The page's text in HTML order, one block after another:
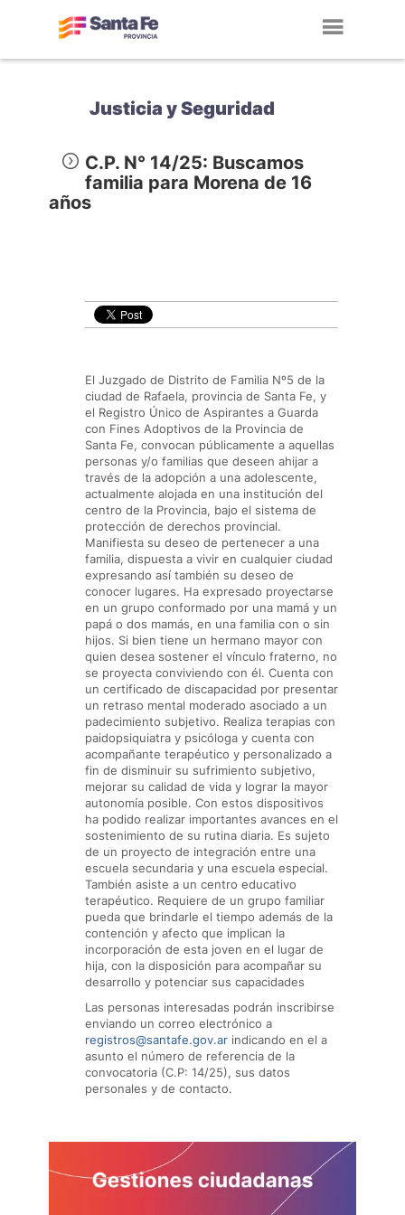
Justicia y Seguridad
C.P. N° 14/25: Buscamos
familia para Morena de 16
años
El Juzgado de Distrito de Familia Nº5 de la
ciudad de Rafaela, provincia de Santa Fe, y
el Registro Único de Aspirantes a Guarda
con Fines Adoptivos de la Provincia de
Santa Fe, convocan públicamente a aquellas
personas y/o familias que deseen ahijar a
través de la adopción a una adolescente,
actualmente alojada en una institución del
centro de la Provincia, bajo el sistema de
protección de derechos provincial.
Manifiesta su deseo de pertenecer a una
familia, dispuesta a vivir en cualquier ciudad
expresando así también su deseo de
conocer lugares. Ha expresado proyectarse
en un grupo conformado por una mamá y un
papá o dos mamás, en una familia con o sin
hijos. Si bien tiene un hermano mayor con
quien desea sostener el vínculo fraterno, no
se proyecta conviviendo con él. Cuenta con
un certificado de discapacidad por presentar
un retraso mental moderado asociado a un
padecimiento subjetivo. Realiza terapias con
paidopsiquiatra y psicóloga y cuenta con
acompañante terapéutico y personalizado a
fin de disminuir su sufrimiento subjetivo,
mejorar su calidad de vida y lograr la mayor
autonomía posible. Con estos dispositivos
ha podido realizar importantes avances en el
sostenimiento de su rutina diaria. Es sujeto
de un proyecto de integración entre una
escuela secundaria y una escuela especial.
También asiste a un centro educativo
terapéutico. Requiere de un grupo familiar
pueda que brindarle el tiempo además de la
contención y afecto que implican la
incorporación de esta joven en el lugar de
hija, con la disposición para acompañar su
desarrollo y potenciar sus capacidades
Las personas interesadas podrán inscribirse
enviando un correo electrónico a
registros@santafe.gov.ar indicando en el a
asunto el número de referencia de la
convocatoria (C.P: 14/25), sus datos
personales y de contacto.